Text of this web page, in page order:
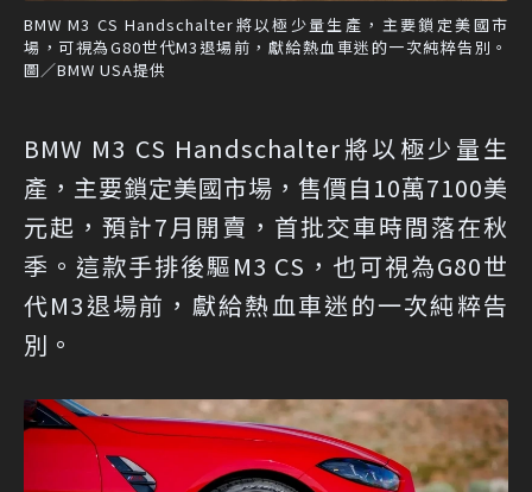
BMW M3 CS Handschalter將以極少量生產，主要鎖定美國市
場，可視為G80世代M3退場前，獻給熱血車迷的一次純粹告別。
圖／BMW USA提供
BMW M3 CS Handschalter將以極少量生
產，主要鎖定美國市場，售價自10萬7100美
元起，預計7月開賣，首批交車時間落在秋
季。這款手排後驅M3 CS，也可視為G80世
代M3退場前，獻給熱血車迷的一次純粹告
別。